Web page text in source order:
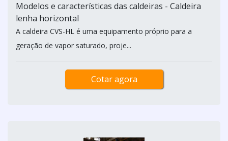
Modelos e características das caldeiras - Caldeira
lenha horizontal
A caldeira CVS-HL é uma equipamento próprio para a
geração de vapor saturado, proje...
Cotar agora